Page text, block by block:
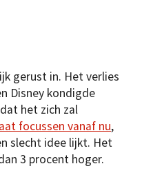
gerust in. Het verlies
Disney kondigde
het zich zal
focussen vanaf nu,
slecht idee lijkt. Het
3 procent hoger.